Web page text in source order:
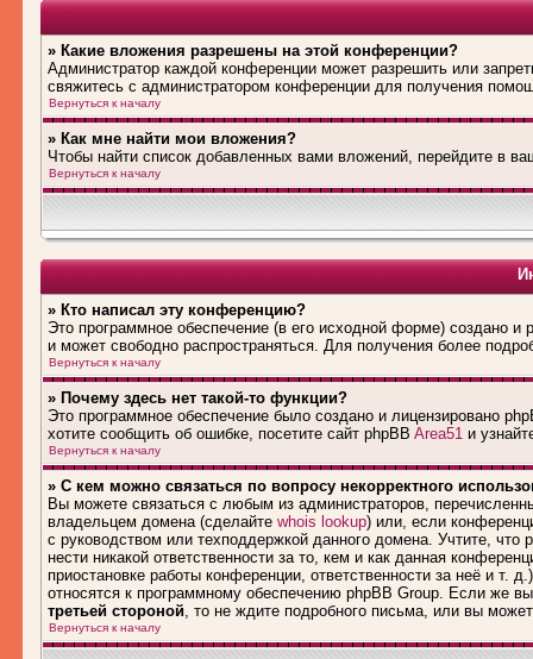
» Какие вложения разрешены на этой конференции?
Администратор каждой конференции может разрешить или
свяжитесь с администратором конференции для получения
Вернуться к началу
» Как мне найти мои вложения?
Чтобы найти список добавленных вами вложений, перейдите в
Вернуться к началу
» Кто написал эту конференцию?
Это программное обеспечение (в его исходной форме) создано и
и может свободно распространяться. Для получения более
Вернуться к началу
» Почему здесь нет такой-то функции?
Это программное обеспечение было создано и лицензировано
хотите сообщить об ошибке, посетите сайт phpBB Area51 и
Вернуться к началу
» С кем можно связаться по вопросу некорректного
Вы можете связаться с любым из администраторов,
владельцем домена (сделайте whois lookup) или, если
с руководством или техподдержкой данного домена. Учтите, что
нести никакой ответственности за то, кем и как данная
приостановке работы конференции, ответственности за неё и т.
относятся к программному обеспечению phpBB Group. Если же
третьей стороной, то не ждите подробного письма, или вы
Вернуться к началу